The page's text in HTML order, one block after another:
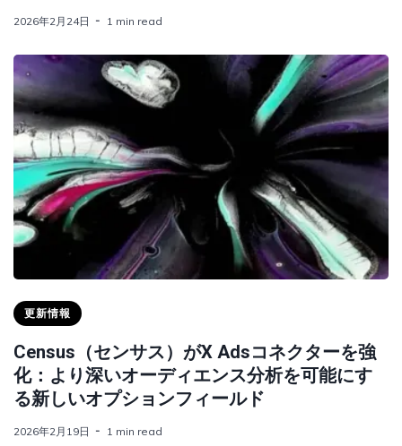
2026年2月24日 1 min read
更新情報
Census（センサス）がX Adsコネクターを強
化：より深いオーディエンス分析を可能にす
る新しいオプションフィールド
2026年2月19日 1 min read